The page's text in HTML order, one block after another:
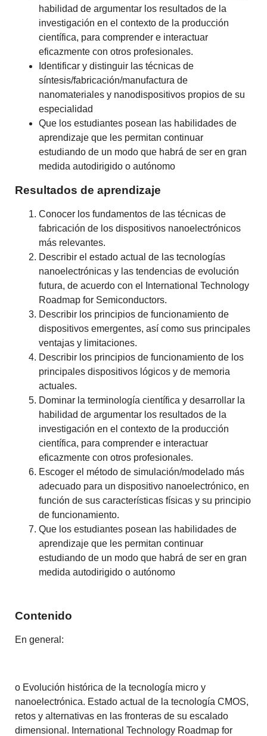
habilidad de argumentar los resultados de la
investigación en el contexto de la producción
científica, para comprender e interactuar
eficazmente con otros profesionales.
Identificar y distinguir las técnicas de
síntesis/fabricación/manufactura de
nanomateriales y nanodispositivos propios de su
especialidad
Que los estudiantes posean las habilidades de
aprendizaje que les permitan continuar
estudiando de un modo que habrá de ser en gran
medida autodirigido o autónomo
Resultados de aprendizaje
Conocer los fundamentos de las técnicas de
fabricación de los dispositivos nanoelectrónicos
más relevantes.
Describir el estado actual de las tecnologías
nanoelectrónicas y las tendencias de evolución
futura, de acuerdo con el International Technology
Roadmap for Semiconductors.
Describir los principios de funcionamiento de
dispositivos emergentes, así como sus principales
ventajas y limitaciones.
Describir los principios de funcionamiento de los
principales dispositivos lógicos y de memoria
actuales.
Dominar la terminología científica y desarrollar la
habilidad de argumentar los resultados de la
investigación en el contexto de la producción
científica, para comprender e interactuar
eficazmente con otros profesionales.
Escoger el método de simulación/modelado más
adecuado para un dispositivo nanoelectrónico, en
función de sus características físicas y su principio
de funcionamiento.
Que los estudiantes posean las habilidades de
aprendizaje que les permitan continuar
estudiando de un modo que habrá de ser en gran
medida autodirigido o autónomo
Contenido
En general:
o Evolución histórica de la tecnología micro y
nanoelectrónica. Estado actual de la tecnología CMOS,
retos y alternativas en las fronteras de su escalado
dimensional. International Technology Roadmap for